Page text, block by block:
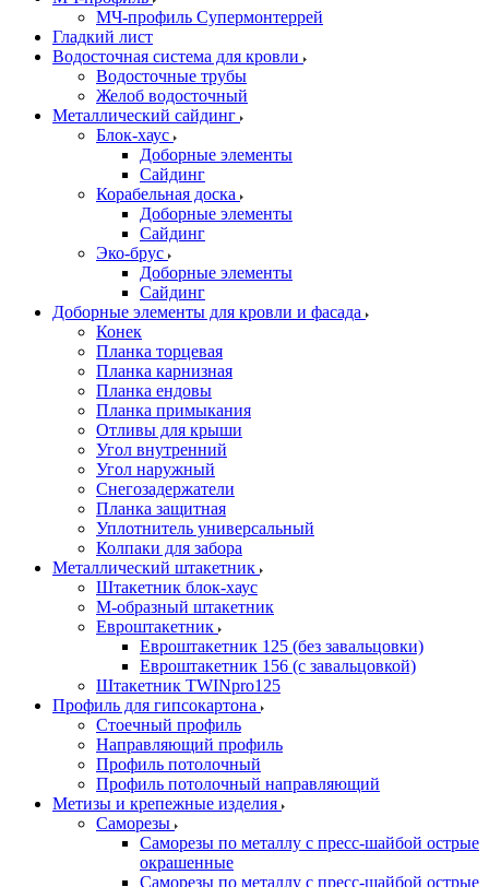
МЧ-профиль Супермонтеррей
Гладкий лист
Водосточная система для кровли
Водосточные трубы
Желоб водосточный
Металлический сайдинг
Блок-хаус
Доборные элементы
Сайдинг
Корабельная доска
Доборные элементы
Сайдинг
Эко-брус
Доборные элементы
Сайдинг
Доборные элементы для кровли и фасада
Конек
Планка торцевая
Планка карнизная
Планка ендовы
Планка примыкания
Отливы для крыши
Угол внутренний
Угол наружный
Снегозадержатели
Планка защитная
Уплотнитель универсальный
Колпаки для забора
Металлический штакетник
Штакетник блок-хаус
М-образный штакетник
Евроштакетник
Евроштакетник 125 (без завальцовки)
Евроштакетник 156 (с завальцовкой)
Штакетник TWINpro125
Профиль для гипсокартона
Стоечный профиль
Направляющий профиль
Профиль потолочный
Профиль потолочный направляющий
Метизы и крепежные изделия
Саморезы
Саморезы по металлу с пресс-шайбой острые
окрашенные
Саморезы по металлу с пресс-шайбой острые